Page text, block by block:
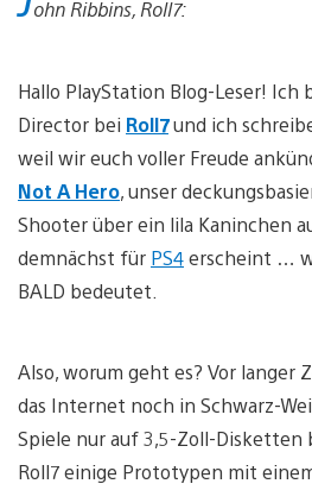
ohn Ribbins, Roll7:
Hallo PlayStation Blog-Leser! Ich
Director bei Roll7und ich
weil wir euch voller Freude
Not A Hero, unser
Shooter über ein lila Kaninchen
demnächst für PS4erscheint …
BALD bedeutet.
Also, worum geht es? Vor langer
das Internet noch in Schwarz-
Spiele nur auf 3,5-Zoll-Disketten
Roll7 einige Prototypen mit